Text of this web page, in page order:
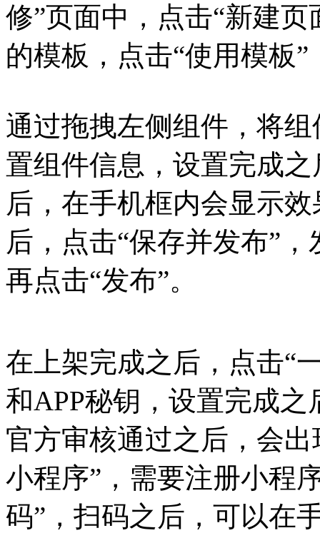
修”页面中，点击“新建
的模板，点击“使用模板”
通过拖拽左侧组件，将
置组件信息，设置完成
后，在手机框内会显示
后，点击“保存并发布”
再点击“发布”。
在上架完成之后，点击“
和APP秘钥，设置完成
官方审核通过之后，会
小程序”，需要注册小程
码”，扫码之后，可以在